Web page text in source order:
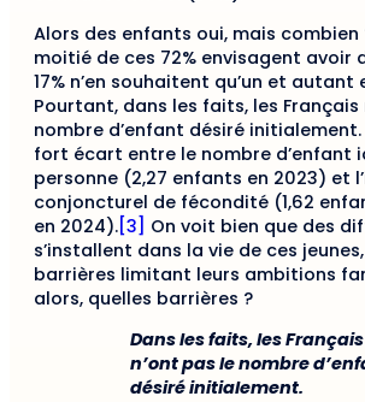
Alors des enfants oui, mais combien
moitié de ces 72% envisagent avoir
17% n’en souhaitent qu’un et
Pourtant, dans les faits, les Français
nombre d’enfant désiré initialement.
fort écart entre le nombre d’enfant
personne (2,27 enfants en 2023) et
conjoncturel de fécondité (1,62
en 2024).[3] On voit bien que des
s’installent dans la vie de ces
barrières limitant leurs ambitions
alors, quelles barrières ?
Dans les faits, les Français
n’ont pas le nombre
désiré initialement.